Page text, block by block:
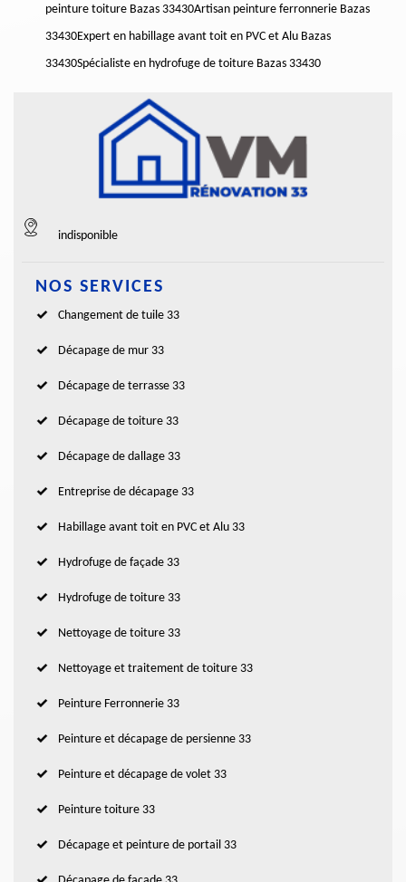
peinture toiture Bazas 33430Artisan peinture ferronnerie Bazas
33430Expert en habillage avant toit en PVC et Alu Bazas
33430Spécialiste en hydrofuge de toiture Bazas 33430
indisponible
NOS SERVICES
Changement de tuile 33
Décapage de mur 33
Décapage de terrasse 33
Décapage de toiture 33
Décapage de dallage 33
Entreprise de décapage 33
Habillage avant toit en PVC et Alu 33
Hydrofuge de façade 33
Hydrofuge de toiture 33
Nettoyage de toiture 33
Nettoyage et traitement de toiture 33
Peinture Ferronnerie 33
Peinture et décapage de persienne 33
Peinture et décapage de volet 33
Peinture toiture 33
Décapage et peinture de portail 33